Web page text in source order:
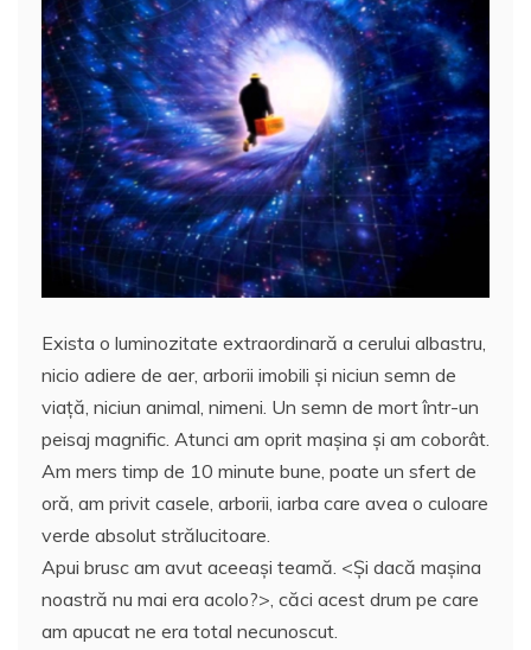
Exista o luminozitate extraordinară a cerului albastru,
nicio adiere de aer, arborii imobili şi niciun semn de
viaţă, niciun animal, nimeni. Un semn de mort într-un
peisaj magnific. Atunci am oprit maşina şi am coborât.
Am mers timp de 10 minute bune, poate un sfert de
oră, am privit casele, arborii, iarba care avea o culoare
verde absolut strălucitoare.
Apui brusc am avut aceeaşi teamă. <Şi dacă maşina
noastră nu mai era acolo?>, căci acest drum pe care
am apucat ne era total necunoscut.